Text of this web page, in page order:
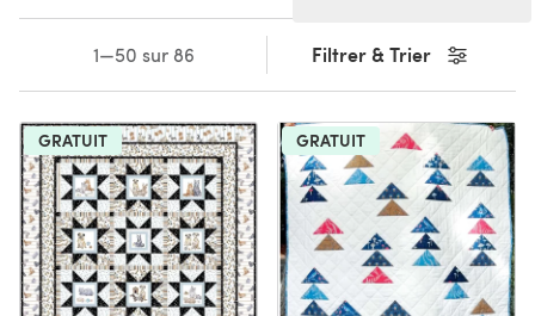
Filtrer & Trier
1—50 sur 86
GRATUIT GRATUIT